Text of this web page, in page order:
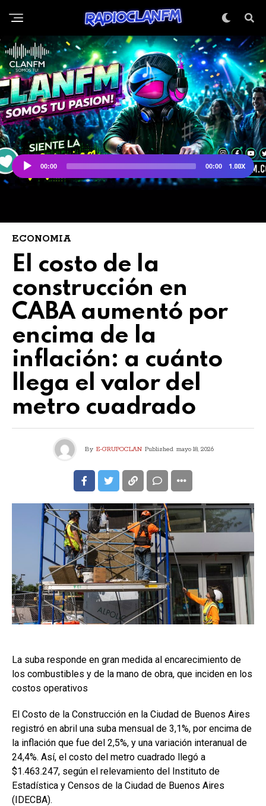
ECONOMIA
El costo de la
construcción en
CABA aumentó por
encima de la
inflación: a cuánto
llega el valor del
metro cuadrado
By E-GRUPOCLAN Published mayo 18, 2026
La suba responde en gran medida al encarecimiento de
los combustibles y de la mano de obra, que inciden en los
costos operativos
El Costo de la Construcción en la Ciudad de Buenos Aires
registró en abril una suba mensual de 3,1%, por encima de
la inflación que fue del 2,5%, y una variación interanual de
24,4%. Así, el costo del metro cuadrado llegó a
$1.463.247, según el relevamiento del Instituto de
Estadística y Censos de la Ciudad de Buenos Aires
(IDECBA).